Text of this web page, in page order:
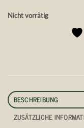
Nicht vorrätig
BESCHREIBUNG
ZUSÄTZLICHE